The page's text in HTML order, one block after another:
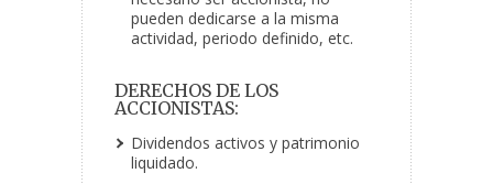
pueden dedicarse a la misma
actividad, periodo definido, etc.
DERECHOS DE LOS
ACCIONISTAS:
Dividendos activos y patrimonio
liquidado.